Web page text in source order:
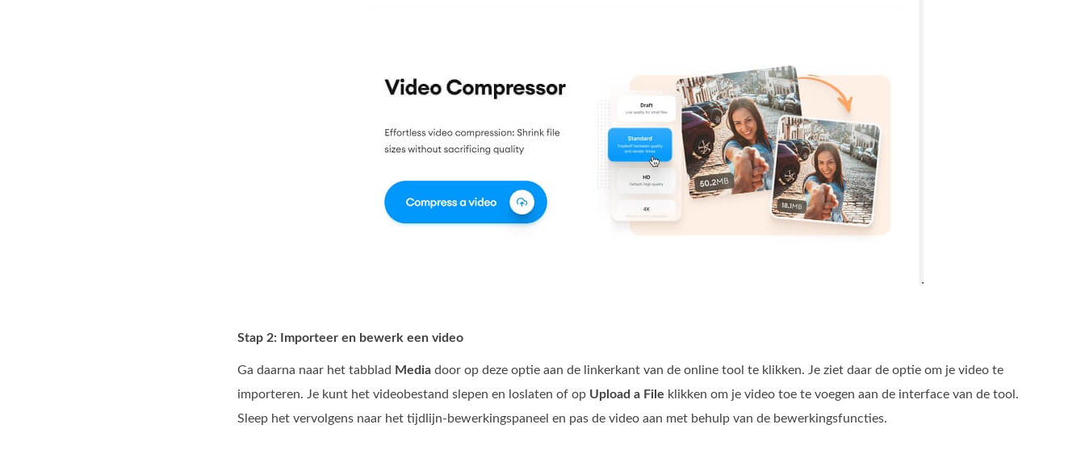
Stap 2: Importeer en bewerk een video
Ga daarna naar het tabblad Media door op deze optie aan de linkerkant van de online tool te klikken. Je ziet daar de optie om je video te
importeren. Je kunt het videobestand slepen en loslaten of op Upload a File klikken om je video toe te voegen aan de interface van de tool.
Sleep het vervolgens naar het tijdlijn-bewerkingspaneel en pas de video aan met behulp van de bewerkingsfuncties.